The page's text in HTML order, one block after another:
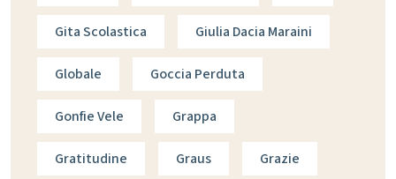
Gita Scolastica Giulia Dacia Maraini
Globale Goccia Perduta
Gonfie Vele Grappa
Gratitudine Graus Grazie